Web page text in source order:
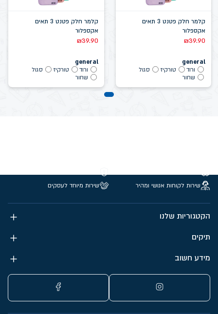
קלמר חלק פטנט 3 תאים
אקספלור
₪39.90
general
ורוד
טורקיז
סגול
שחור
קלמר חלק פטנט 3 תאים
אקספלור
₪39.90
general
ורוד
טורקיז
סגול
שחור
שירות לקוחות אנושי ומהיר
שירות מיוחד לעסקים
הקטגוריות שלנו
תיקים
מידע חשוב